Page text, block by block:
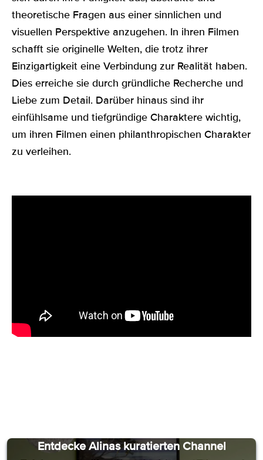
theoretische Fragen aus einer sinnlichen und
visuellen Perspektive anzugehen. In ihren Filmen
schafft sie originelle Welten, die trotz ihrer
Einzigartigkeit eine Verbindung zur Realität haben.
Dies erreiche sie durch gründliche Recherche und
Liebe zum Detail. Darüber hinaus sind ihr
einfühlsame und tiefgründige Charaktere wichtig,
um ihren Filmen einen philanthropischen Charakter
zu verleihen.
Entdecke Alinas kuratierten Channel